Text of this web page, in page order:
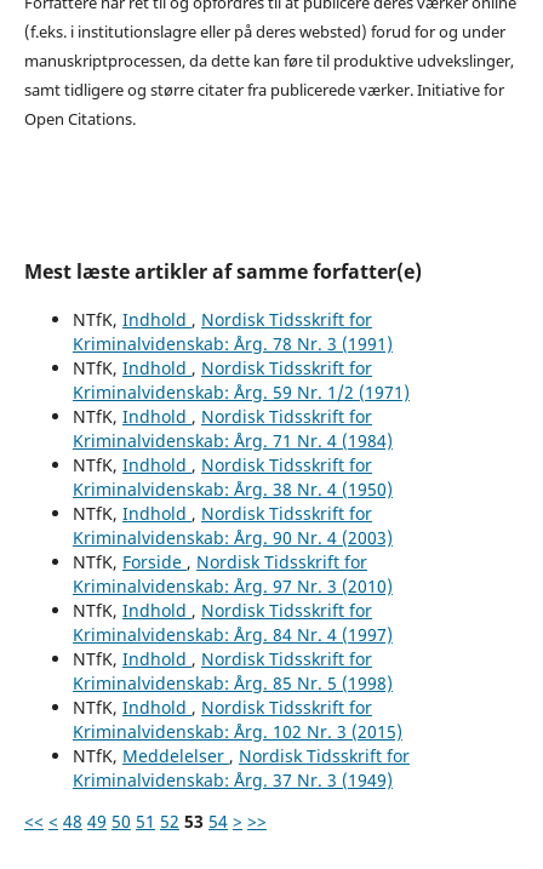
(f.eks. i institutionslagre eller på deres websted) forud for og under
manuskriptprocessen, da dette kan føre til produktive udvekslinger,
samt tidligere og større citater fra publicerede værker. Initiative for
Open Citations.
Mest læste artikler af samme forfatter(e)
NTfK, Indhold , Nordisk Tidsskrift for
Kriminalvidenskab: Årg. 78 Nr. 3 (1991)
NTfK, Indhold , Nordisk Tidsskrift for
Kriminalvidenskab: Årg. 59 Nr. 1/2 (1971)
NTfK, Indhold , Nordisk Tidsskrift for
Kriminalvidenskab: Årg. 71 Nr. 4 (1984)
NTfK, Indhold , Nordisk Tidsskrift for
Kriminalvidenskab: Årg. 38 Nr. 4 (1950)
NTfK, Indhold , Nordisk Tidsskrift for
Kriminalvidenskab: Årg. 90 Nr. 4 (2003)
NTfK, Forside , Nordisk Tidsskrift for
Kriminalvidenskab: Årg. 97 Nr. 3 (2010)
NTfK, Indhold , Nordisk Tidsskrift for
Kriminalvidenskab: Årg. 84 Nr. 4 (1997)
NTfK, Indhold , Nordisk Tidsskrift for
Kriminalvidenskab: Årg. 85 Nr. 5 (1998)
NTfK, Indhold , Nordisk Tidsskrift for
Kriminalvidenskab: Årg. 102 Nr. 3 (2015)
NTfK, Meddelelser , Nordisk Tidsskrift for
Kriminalvidenskab: Årg. 37 Nr. 3 (1949)
<< < 48 49 50 51 52 53 54 > >>